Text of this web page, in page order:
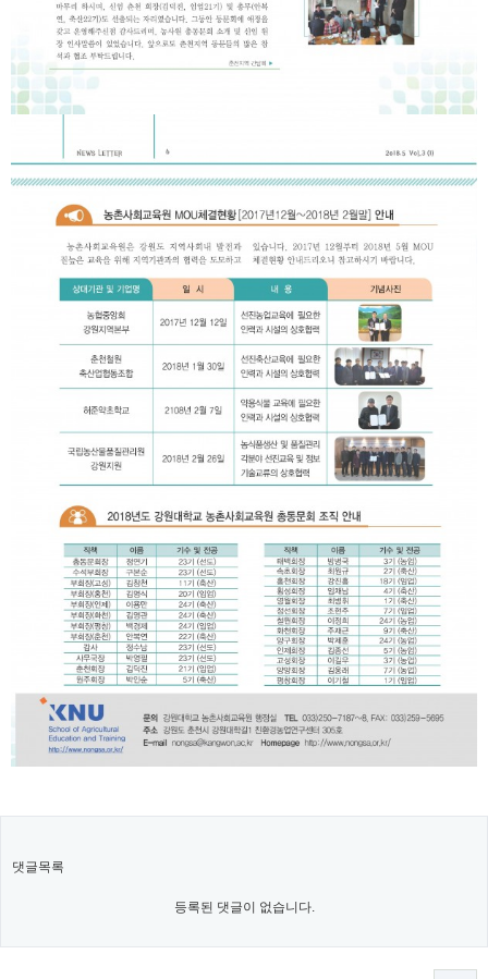
댓글목록
등록된 댓글이 없습니다.